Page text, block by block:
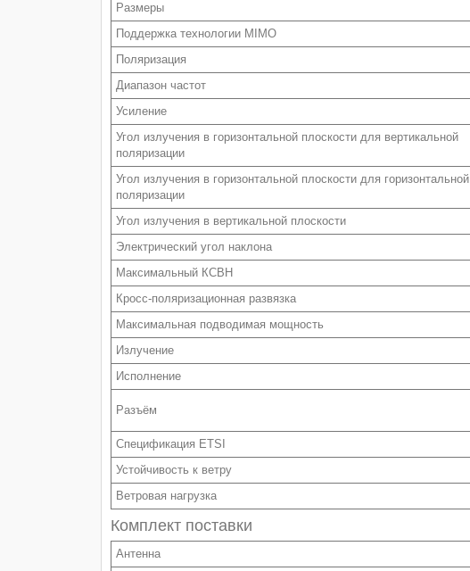
Размеры
Поддержка технологии MIMO
Поляризация
Диапазон частот
Усиление
Угол излучения в горизонтальной плоскости для вертикальной
поляризации
Угол излучения в горизонтальной плоскости для горизонтальной
поляризации
Угол излучения в вертикальной плоскости
Электрический угол наклона
Максимальный КСВН
Кросс-поляризационная развязка
Максимальная подводимая мощность
Излучение
Исполнение
Разъём
Спецификация ETSI
Устойчивость к ветру
Ветровая нагрузка
Комплект поставки
Антенна